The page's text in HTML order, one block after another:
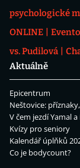
psychologické
ONLINE
vs. Pudilová
Aktuálně
Epicentrum
Neštovice:
V čem jezdí Yamal a
Kvízy pro seniory
Kalendář úplňků
Co je bodycount?